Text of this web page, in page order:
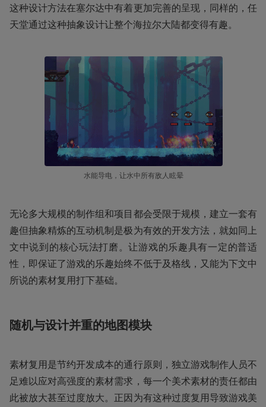
这种设计方法在塞尔达中有着更加完善的呈现，同样的，任
天堂通过这种抽象设计让整个海拉尔大陆都变得有趣。
水能导电，让水中所有敌人眩晕
无论多大规模的制作组和项目都会受限于规模，建立一套有
趣但抽象精炼的互动机制是极为有效的开发方法，就如同上
文中说到的核心玩法打磨。让游戏的乐趣具有一定的普适
性，即保证了游戏的乐趣始终不低于及格线，又能为下文中
所说的素材复用打下基础。
随机与设计并重的地图模块
素材复用是节约开发成本的通行原则，独立游戏制作人员不
足难以应对高强度的素材需求，每一个美术素材的责任都由
此被放大甚至过度放大。正因为有这种过度复用导致游戏美